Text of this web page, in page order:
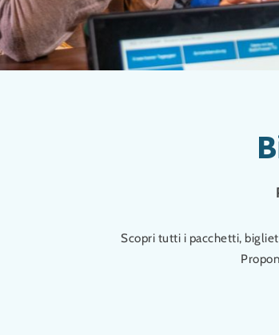
Scopri tutti i pacchetti,